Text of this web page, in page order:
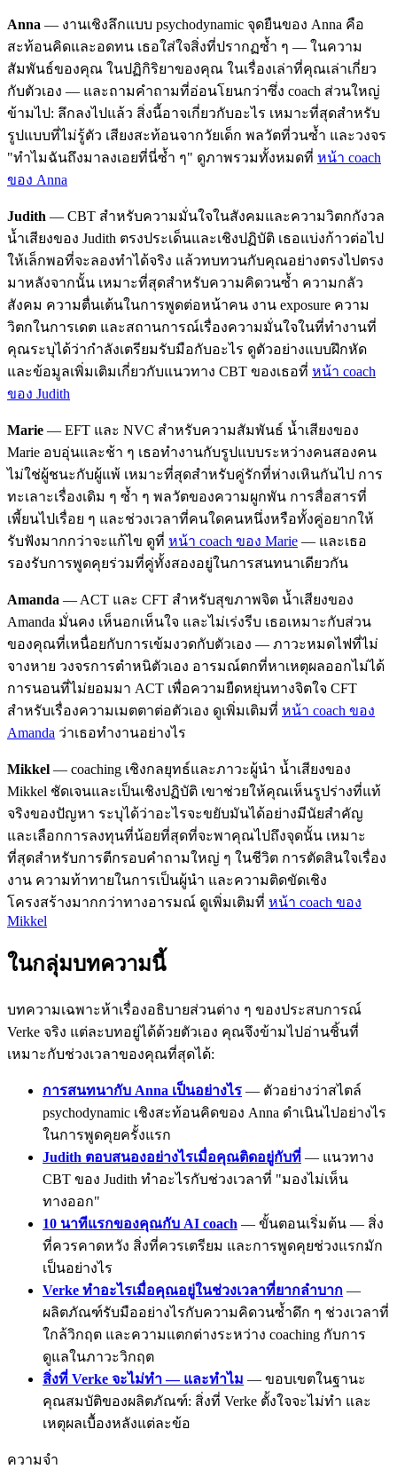
Anna — งานเชิงลึกแบบ psychodynamic จุดยืนของ Anna คือ
สะท้อนคิดและอดทน เธอใส่ใจสิ่งที่ปรากฏซ้ำ ๆ — ในความ
สัมพันธ์ของคุณ ในปฏิกิริยาของคุณ ในเรื่องเล่าที่คุณเล่าเกี่ยว
กับตัวเอง — และถามคำถามที่อ่อนโยนกว่าซึ่ง coach ส่วนใหญ่
ข้ามไป: ลึกลงไปแล้ว สิ่งนี้อาจเกี่ยวกับอะไร เหมาะที่สุดสำหรับ
รูปแบบที่ไม่รู้ตัว เสียงสะท้อนจากวัยเด็ก พลวัตที่วนซ้ำ และวงจร
"ทำไมฉันถึงมาลงเอยที่นี่ซ้ำ ๆ" ดูภาพรวมทั้งหมดที่ หน้า coach
ของ Anna
Judith — CBT สำหรับความมั่นใจในสังคมและความวิตกกังวล
น้ำเสียงของ Judith ตรงประเด็นและเชิงปฏิบัติ เธอแบ่งก้าวต่อไป
ให้เล็กพอที่จะลองทำได้จริง แล้วทบทวนกับคุณอย่างตรงไปตรง
มาหลังจากนั้น เหมาะที่สุดสำหรับความคิดวนซ้ำ ความกลัว
สังคม ความตื่นเต้นในการพูดต่อหน้าคน งาน exposure ความ
วิตกในการเดต และสถานการณ์เรื่องความมั่นใจในที่ทำงานที่
คุณระบุได้ว่ากำลังเตรียมรับมือกับอะไร ดูตัวอย่างแบบฝึกหัด
และข้อมูลเพิ่มเติมเกี่ยวกับแนวทาง CBT ของเธอที่ หน้า coach
ของ Judith
Marie — EFT และ NVC สำหรับความสัมพันธ์ น้ำเสียงของ
Marie อบอุ่นและช้า ๆ เธอทำงานกับรูปแบบระหว่างคนสองคน
ไม่ใช่ผู้ชนะกับผู้แพ้ เหมาะที่สุดสำหรับคู่รักที่ห่างเหินกันไป การ
ทะเลาะเรื่องเดิม ๆ ซ้ำ ๆ พลวัตของความผูกพัน การสื่อสารที่
เพี้ยนไปเรื่อย ๆ และช่วงเวลาที่คนใดคนหนึ่งหรือทั้งคู่อยากให้
รับฟังมากกว่าจะแก้ไข ดูที่ หน้า coach ของ Marie — และเธอ
รองรับการพูดคุยร่วมที่คู่ทั้งสองอยู่ในการสนทนาเดียวกัน
Amanda — ACT และ CFT สำหรับสุขภาพจิต น้ำเสียงของ
Amanda มั่นคง เห็นอกเห็นใจ และไม่เร่งรีบ เธอเหมาะกับส่วน
ของคุณที่เหนื่อยกับการเข้มงวดกับตัวเอง — ภาวะหมดไฟที่ไม่
จางหาย วงจรการตำหนิตัวเอง อารมณ์ตกที่หาเหตุผลออกไม่ได้
การนอนที่ไม่ยอมมา ACT เพื่อความยืดหยุ่นทางจิตใจ CFT
สำหรับเรื่องความเมตตาต่อตัวเอง ดูเพิ่มเติมที่ หน้า coach ของ
Amanda ว่าเธอทำงานอย่างไร
Mikkel — coaching เชิงกลยุทธ์และภาวะผู้นำ น้ำเสียงของ
Mikkel ชัดเจนและเป็นเชิงปฏิบัติ เขาช่วยให้คุณเห็นรูปร่างที่แท้
จริงของปัญหา ระบุได้ว่าอะไรจะขยับมันได้อย่างมีนัยสำคัญ
และเลือกการลงทุนที่น้อยที่สุดที่จะพาคุณไปถึงจุดนั้น เหมาะ
ที่สุดสำหรับการตีกรอบคำถามใหญ่ ๆ ในชีวิต การตัดสินใจเรื่อง
งาน ความท้าทายในการเป็นผู้นำ และความติดขัดเชิง
โครงสร้างมากกว่าทางอารมณ์ ดูเพิ่มเติมที่ หน้า coach ของ
Mikkel
ในกลุ่มบทความนี้
บทความเฉพาะห้าเรื่องอธิบายส่วนต่าง ๆ ของประสบการณ์
Verke จริง แต่ละบทอยู่ได้ด้วยตัวเอง คุณจึงข้ามไปอ่านชิ้นที่
เหมาะกับช่วงเวลาของคุณที่สุดได้:
การสนทนากับ Anna เป็นอย่างไร — ตัวอย่างว่าสไตล์
psychodynamic เชิงสะท้อนคิดของ Anna ดำเนินไปอย่างไร
ในการพูดคุยครั้งแรก
Judith ตอบสนองอย่างไรเมื่อคุณติดอยู่กับที่ — แนวทาง
CBT ของ Judith ทำอะไรกับช่วงเวลาที่ "มองไม่เห็น
ทางออก"
10 นาทีแรกของคุณกับ AI coach — ขั้นตอนเริ่มต้น — สิ่ง
ที่ควรคาดหวัง สิ่งที่ควรเตรียม และการพูดคุยช่วงแรกมัก
เป็นอย่างไร
Verke ทำอะไรเมื่อคุณอยู่ในช่วงเวลาที่ยากลำบาก —
ผลิตภัณฑ์รับมืออย่างไรกับความคิดวนซ้ำดึก ๆ ช่วงเวลาที่
ใกล้วิกฤต และความแตกต่างระหว่าง coaching กับการ
ดูแลในภาวะวิกฤต
สิ่งที่ Verke จะไม่ทำ — และทำไม — ขอบเขตในฐานะ
คุณสมบัติของผลิตภัณฑ์: สิ่งที่ Verke ตั้งใจจะไม่ทำ และ
เหตุผลเบื้องหลังแต่ละข้อ
ความจำ